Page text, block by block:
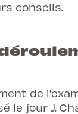
conseils.
de
le jour J.